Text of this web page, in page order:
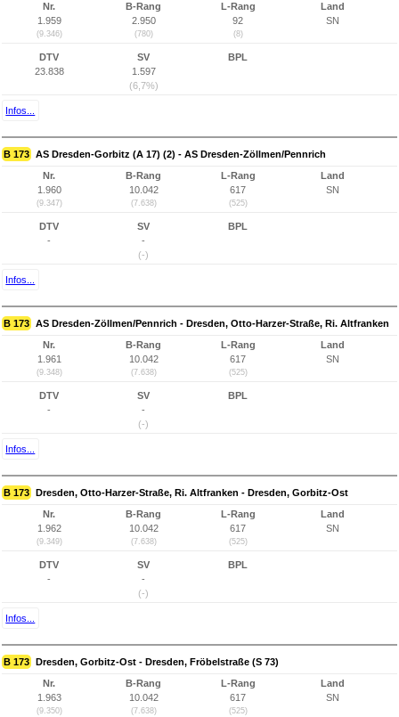
Nr.
1.959
(9.346)
B-Rang
2.950
(780)
L-Rang
92
(8)
Land
SN
DTV
23.838
SV
1.597
(6,7%)
BPL
Infos...
B 173 AS Dresden-Gorbitz (A 17) (2) - AS Dresden-Zöllmen/Pennrich
Nr.
1.960
(9.347)
B-Rang
10.042
(7.638)
L-Rang
617
(525)
Land
SN
DTV
-
SV
-
(-)
BPL
Infos...
B 173 AS Dresden-Zöllmen/Pennrich - Dresden, Otto-Harzer-Straße, Ri. Altfranken
Nr.
1.961
(9.348)
B-Rang
10.042
(7.638)
L-Rang
617
(525)
Land
SN
DTV
-
SV
-
(-)
BPL
Infos...
B 173 Dresden, Otto-Harzer-Straße, Ri. Altfranken - Dresden, Gorbitz-Ost
Nr.
1.962
(9.349)
B-Rang
10.042
(7.638)
L-Rang
617
(525)
Land
SN
DTV
-
SV
-
(-)
BPL
Infos...
B 173 Dresden, Gorbitz-Ost - Dresden, Fröbelstraße (S 73)
Nr.
1.963
(9.350)
B-Rang
10.042
(7.638)
L-Rang
617
(525)
Land
SN